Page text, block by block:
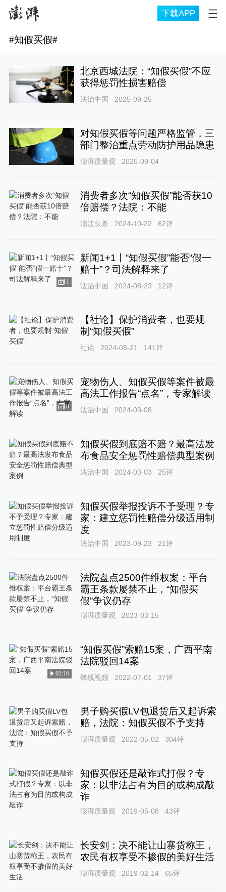
下载APP
#知假买假#
北京西城法院：“知假买假”不应
获得惩罚性损害赔偿
法治中国 2025-09-25
对知假买假等问题严格监管，三
部门整治重点劳动防护用品隐患
澎湃质量观 2025-09-04
消费者多次“知假买假”能否获10
倍赔偿？法院：不能
浦江头条 2024-10-22 62评
1
新闻1+1丨“知假买假”能否“假一
赔十”？司法解释来了
法治中国 2024-08-23 12评
【社论】保护消费者，也要规
制“知假买假”
社论 2024-08-21 141评
8
宠物伤人、知假买假等案件被最
高法工作报告“点名”，专家解读
法治中国 2024-03-08
知假买假到底赔不赔？最高法发
布食品安全惩罚性赔偿典型案例
法治中国 2024-03-03 25评
知假买假举报投诉不予受理？专
家：建立惩罚性赔偿分级适用制
度
法治中国 2023-09-23 21评
法院盘点2500件维权案：平台
霸王条款屡禁不止，“知假买
假”争议仍存
澎湃质量观 2023-03-15
01:16
“知假买假”索赔15案，广西平南
法院驳回14案
锋线视频 2022-07-01 37评
男子购买假LV包退货后又起诉索
赔，法院：知假买假不予支持
澎湃质量观 2022-05-02 304评
知假买假还是敲诈式打假？专
家：以非法占有为目的或构成敲
诈
澎湃质量观 2019-05-08 43评
长安剑：决不能让山寨货称王，
农民有权享受不掺假的美好生活
澎湃质量观 2019-02-14 65评